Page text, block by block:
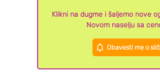
Klikni na dugme i šaljemo nove
Novom naselju sa
Obavesti me o